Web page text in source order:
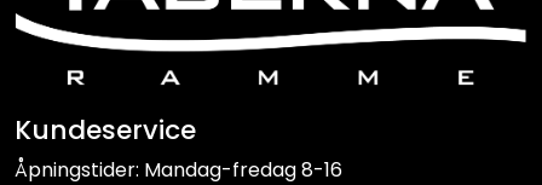
Kundeservice
Åpningstider: Mandag-fredag 8-16